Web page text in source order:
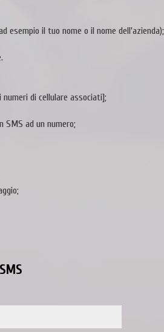
esempio il tuo nome o il nome dell'azienda);
di cellulare associati];
ad un numero;